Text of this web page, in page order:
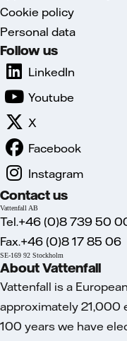
Cookie policy
Personal data
Follow us
LinkedIn
Youtube
X
Facebook
Instagram
Contact us
Vattenfall AB
Tel.+46 (0)8 739 50
Fax.+46 (0)8 17 85 06
SE-169 92 Stockholm
About Vattenfall
Vattenfall is a
approximately 21,000
100 years we have